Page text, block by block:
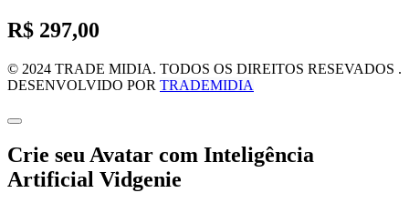
R$ 297,00
© 2024 TRADE MIDIA. TODOS OS DIREITOS RESEVADOS .
DESENVOLVIDO POR TRADEMIDIA
Crie seu Avatar com Inteligência
Artificial Vidgenie